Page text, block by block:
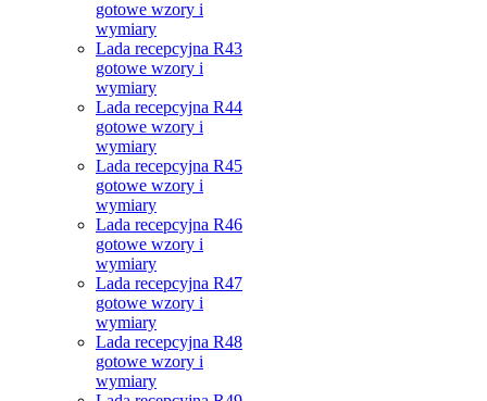
gotowe wzory i
wymiary
Lada recepcyjna R43
gotowe wzory i
wymiary
Lada recepcyjna R44
gotowe wzory i
wymiary
Lada recepcyjna R45
gotowe wzory i
wymiary
Lada recepcyjna R46
gotowe wzory i
wymiary
Lada recepcyjna R47
gotowe wzory i
wymiary
Lada recepcyjna R48
gotowe wzory i
wymiary